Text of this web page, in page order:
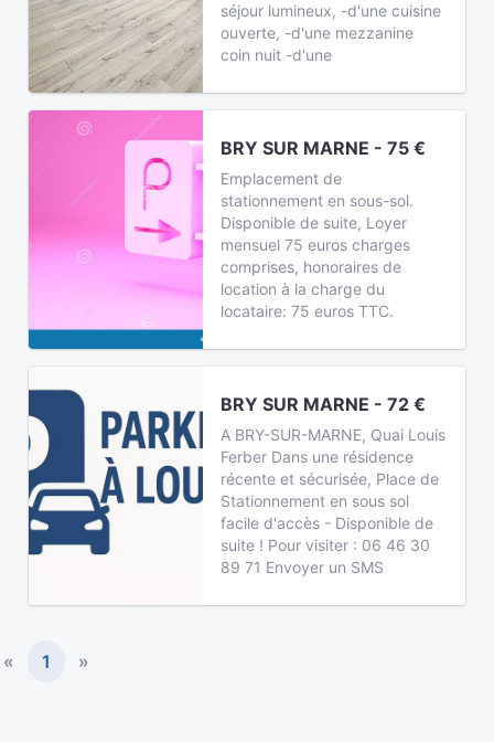
séjour lumineux, -d'une cuisine
ouverte, -d'une mezzanine
coin nuit -d'une
BRY SUR MARNE - 75 €
Emplacement de
stationnement en sous-sol.
Disponible de suite, Loyer
mensuel 75 euros charges
comprises, honoraires de
location à la charge du
locataire: 75 euros TTC.
BRY SUR MARNE - 72 €
A BRY-SUR-MARNE, Quai Louis
Ferber Dans une résidence
récente et sécurisée, Place de
Stationnement en sous sol
facile d'accès - Disponible de
suite ! Pour visiter : 06 46 30
89 71 Envoyer un SMS
« 1 »